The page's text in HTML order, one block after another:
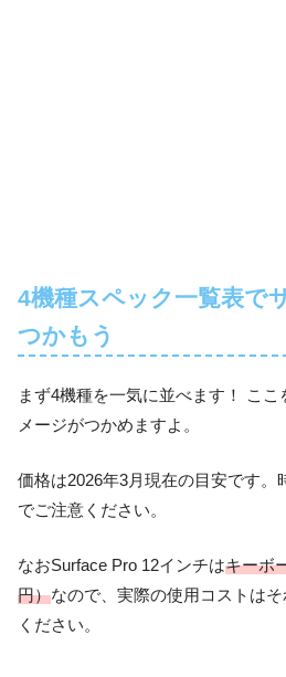
4機種スペック一覧表で
つかもう
まず4機種を一気に並べます！ こ
メージがつかめますよ。
価格は2026年3月現在の目安です。
でご注意ください。
なおSurface Pro 12インチはキーボ
円）なので、実際の使用コストは
ください。